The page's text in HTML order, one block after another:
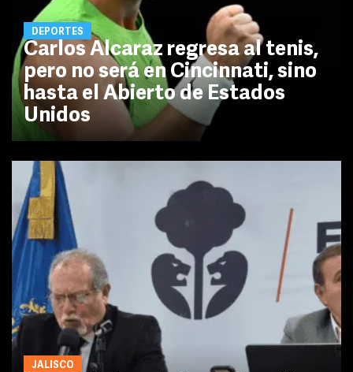
DEPORTES
Carlos Alcaraz regresa al tenis,
pero no será en Cincinnati, sino
hasta el Abierto de Estados
Unidos
JALISCO